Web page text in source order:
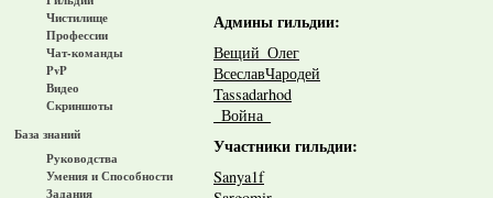
Чистилище
Профессии
Чат-команды
PvP
Видео
Скриншоты
База знаний
Руководства
Умения и Способности
Задания
Админы гильдии:
Вещий_Олег
ВсеславЧародей
Tassadarhod
_Война_
Участники гильдии:
Sanya1f